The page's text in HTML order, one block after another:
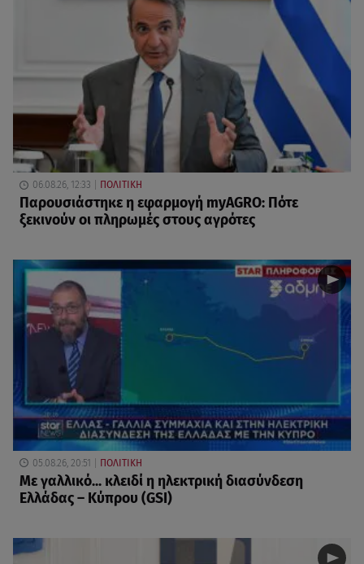
06.08.26, 12:33 ΠΟΛΙΤΙΚΗ
Παρουσιάστηκε η εφαρμογή myAGRO: Πότε
ξεκινούν οι πληρωμές στους αγρότες
05.08.26, 20:51 ΠΟΛΙΤΙΚΗ
Με γαλλικό... κλειδί η ηλεκτρική διασύνδεση
Ελλάδας – Κύπρου (GSI)